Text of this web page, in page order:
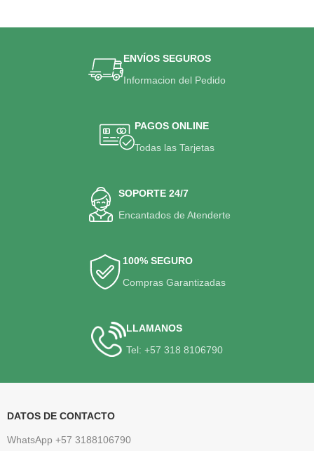
ENVÍOS SEGUROS
Informacion del Pedido
PAGOS ONLINE
Todas las Tarjetas
SOPORTE 24/7
Encantados de Atenderte
100% SEGURO
Compras Garantizadas
LLAMANOS
Tel: +57 318 8106790
DATOS DE CONTACTO
WhatsApp +57 3188106790